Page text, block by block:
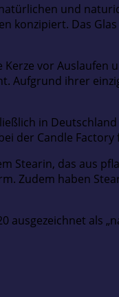
und
konzipiert. Das
vor
Aufgrund ihrer
in
der Candle
Stearin, das aus
Zudem haben
ausgezeichnet als